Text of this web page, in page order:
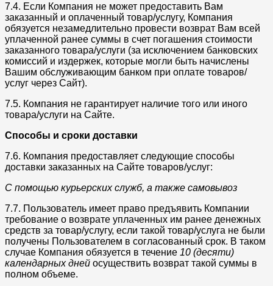
7.4. Если Компания не может предоставить Вам
заказанный и оплаченный товар/услугу, Компания
обязуется незамедлительно провести возврат Вам всей
уплаченной ранее суммы в счет погашения стоимости
заказанного товара/услуги (за исключением банковских
комиссий и издержек, которые могли быть начислены
Вашим обслуживающим банком при оплате товаров/
услуг через Сайт).
7.5. Компания не гарантирует наличие того или иного
товара/услуги на Сайте.
Способы и сроки доставки
7.6. Компания предоставляет следующие способы
доставки заказанных на Сайте товаров/услуг:
С помощью курьерских служб, а также самовывоз
7.7. Пользователь имеет право предъявить Компании
требование о возврате уплаченных им ранее денежных
средств за товар/услугу, если такой товар/услуга не были
получены Пользователем в согласованный срок. В таком
случае Компания обязуется в течение 10 (десяти)
календарных дней осуществить возврат такой суммы в
полном объеме.